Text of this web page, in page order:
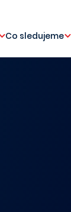
Co sledujeme